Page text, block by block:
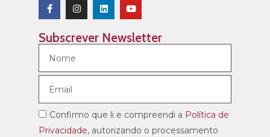
Subscrever Newsletter
Confirmo que li e compreendi a Política de
Privacidade, autorizando o processamento